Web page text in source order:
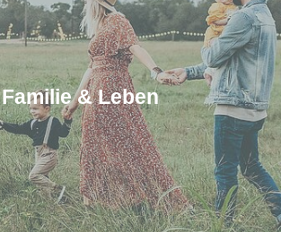
Familie & Leben